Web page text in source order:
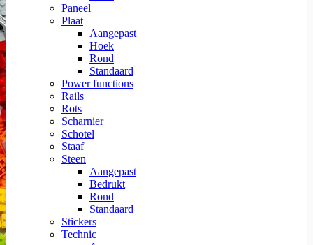
Paneel
Plaat
Aangepast
Hoek
Rond
Standaard
Power functions
Rails
Rots
Scharnier
Schotel
Staaf
Steen
Aangepast
Bedrukt
Rond
Standaard
Stickers
Technic